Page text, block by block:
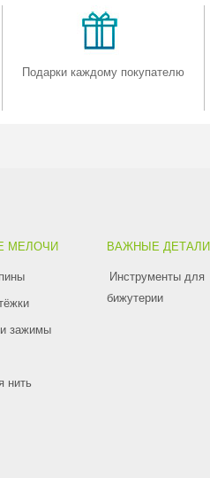
Подарки каждому покупателю
МЕЛОЧИ
и зажимы
нить
ВАЖНЫЕ ДЕТАЛИ
Инструменты для
бижутерии